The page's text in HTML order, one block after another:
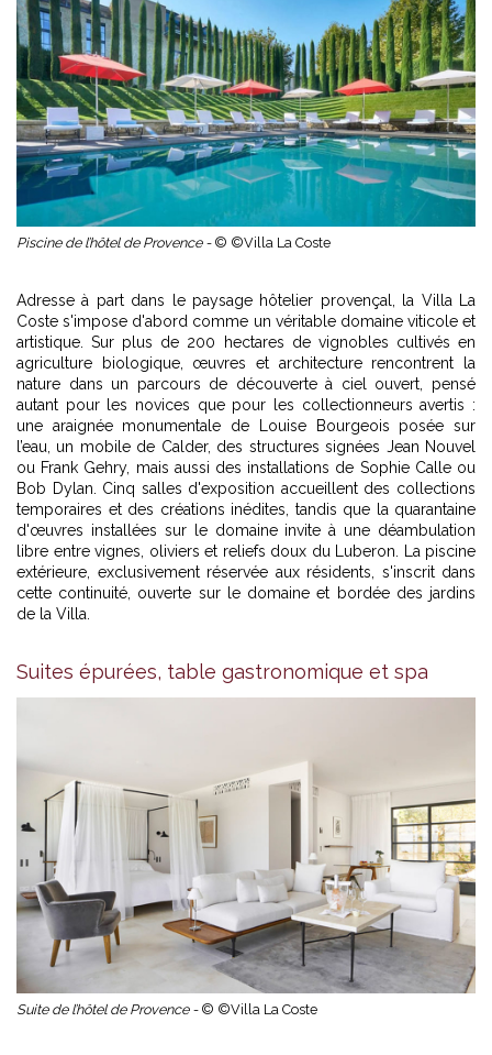
Piscine de l’hôtel de Provence - © ©Villa La Coste
Adresse à part dans le paysage hôtelier provençal, la Villa La
Coste s'impose d'abord comme un véritable domaine viticole et
artistique. Sur plus de 200 hectares de vignobles cultivés en
agriculture biologique, œuvres et architecture rencontrent la
nature dans un parcours de découverte à ciel ouvert, pensé
autant pour les novices que pour les collectionneurs avertis :
une araignée monumentale de Louise Bourgeois posée sur
l’eau, un mobile de Calder, des structures signées Jean Nouvel
ou Frank Gehry, mais aussi des installations de Sophie Calle ou
Bob Dylan. Cinq salles d'exposition accueillent des collections
temporaires et des créations inédites, tandis que la quarantaine
d'œuvres installées sur le domaine invite à une déambulation
libre entre vignes, oliviers et reliefs doux du Luberon. La piscine
extérieure, exclusivement réservée aux résidents, s'inscrit dans
cette continuité, ouverte sur le domaine et bordée des jardins
de la Villa.
Suites épurées, table gastronomique et spa
Suite de l’hôtel de Provence - © ©Villa La Coste